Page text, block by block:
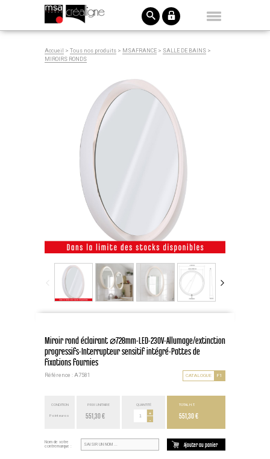
Accueil > Tous nos produits > MSAFRANCE > SALLE DE BAINS >
MIROIRS RONDS
Miroir rond éclairant ⌀728mm-LED-230V-Allumage/extinction
progressifs-Interrupteur sensitif intégré-Pattes de
fixations fournies
Référence : A7581 CATALOGUE F1
CONDITION
Point euros
PRIX UNITAIRE
551,30 €
QUANTITÉ
+
-
TOTAL H.T.
551,30 €
Nom de votre
contremarque :
Ajouter au panier